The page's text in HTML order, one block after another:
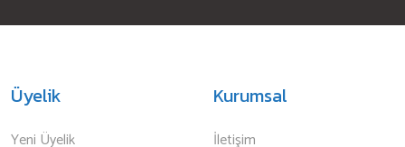
Üyelik
Yeni Üyelik
Kurumsal
İletişim